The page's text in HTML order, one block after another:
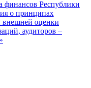
финансов Республики
о принципах
внешней оценки
аудиторов –